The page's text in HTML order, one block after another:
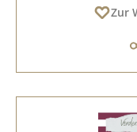
Zur